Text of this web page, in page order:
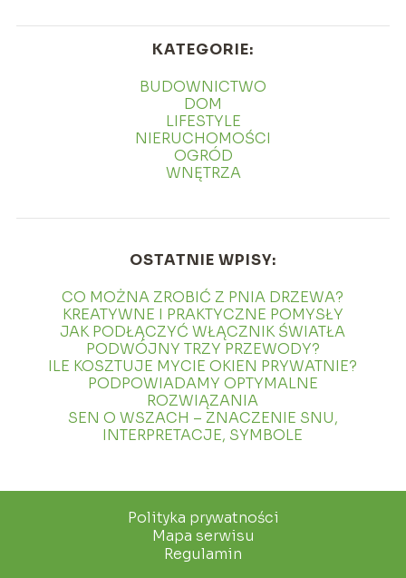
KATEGORIE:
BUDOWNICTWO
DOM
LIFESTYLE
NIERUCHOMOŚCI
OGRÓD
WNĘTRZA
OSTATNIE WPISY:
CO MOŻNA ZROBIĆ Z PNIA DRZEWA?
KREATYWNE I PRAKTYCZNE POMYSŁY
JAK PODŁĄCZYĆ WŁĄCZNIK ŚWIATŁA
PODWÓJNY TRZY PRZEWODY?
ILE KOSZTUJE MYCIE OKIEN PRYWATNIE?
PODPOWIADAMY OPTYMALNE
ROZWIĄZANIA
SEN O WSZACH – ZNACZENIE SNU,
INTERPRETACJE, SYMBOLE
Polityka prywatności
Mapa serwisu
Regulamin